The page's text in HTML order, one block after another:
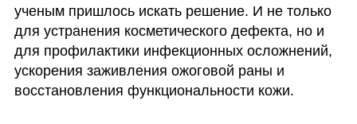
ученым пришлось искать решение. И не только
для устранения косметического дефекта, но и
для профилактики инфекционных осложнений,
ускорения заживления ожоговой раны и
восстановления функциональности кожи.